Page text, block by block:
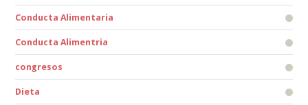
Conducta Alimentaria
Conducta Alimentria
congresos
Dieta